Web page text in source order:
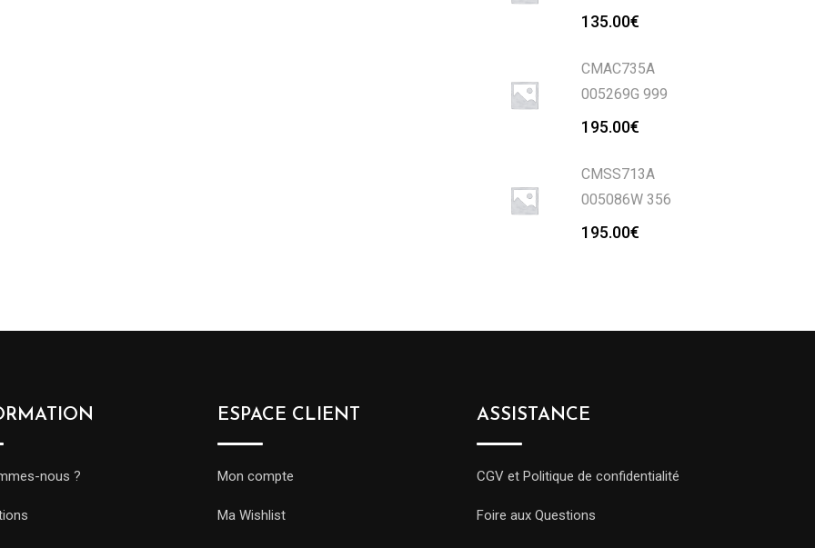
135.00€
CMAC735A
005269G 999
195.00€
CMSS713A
005086W 356
195.00€
nous ?
ESPACE CLIENT
Mon compte
Ma Wishlist
ASSISTANCE
CGV et Politique de confidentialité
Foire aux Questions